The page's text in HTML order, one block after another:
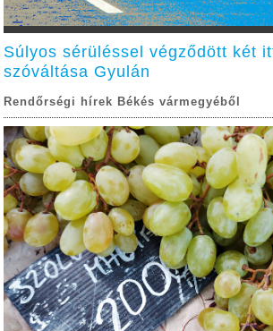
Súlyos sérüléssel végződött két
szóváltása Gyulán
Rendőrségi hírek Békés vármegyéből